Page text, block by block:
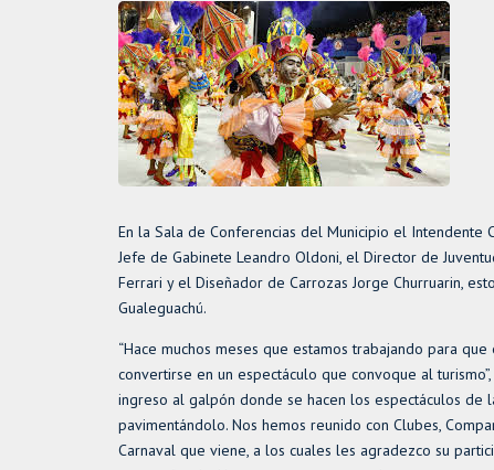
En la Sala de Conferencias del Municipio el Intendente
Jefe de Gabinete Leandro Oldoni, el Director de
Ferrari y el Diseñador de Carrozas Jorge Churruarin,
Gualeguachú.
“Hace muchos meses que estamos trabajando para
convertirse en un espectáculo que convoque al
ingreso al galpón donde se hacen los espectáculos de
pavimentándolo. Nos hemos reunido con Clubes,
Carnaval que viene, a los cuales les agradezco su